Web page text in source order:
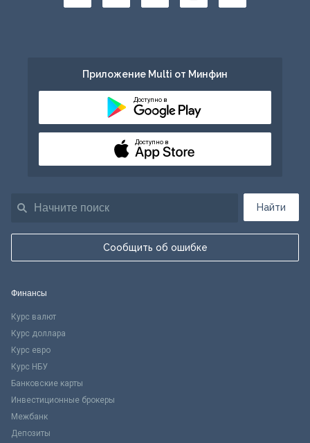
Найти
Сообщить об ошибке
Приложение Multi от Минфин
Доступно в
Доступно в
Финансы
Курс валют
Курс доллара
Курс евро
Курс НБУ
Банковские карты
Инвестиционные брокеры
Межбанк
Депозиты